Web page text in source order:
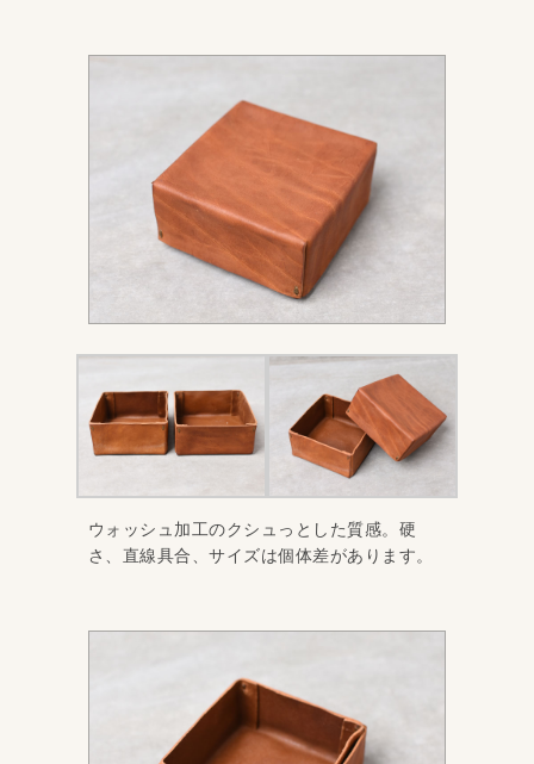
ウォッシュ加工のクシュっとした質感。硬
さ、直線具合、サイズは個体差があります。